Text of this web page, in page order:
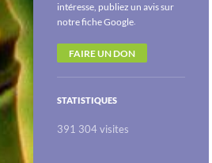
intéresse, publiez un avis sur
notre fiche Google.
FAIRE UN DON
STATISTIQUES
391 304 visites